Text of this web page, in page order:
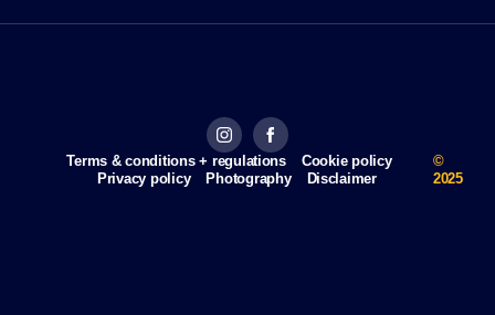
Terms & conditions + regulations
Cookie policy
Privacy policy
Photography Disclaimer
©
2025